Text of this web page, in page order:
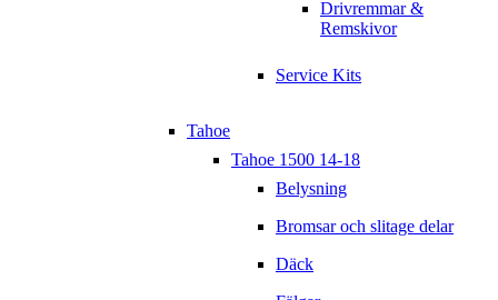
Drivremmar &
Remskivor
Service Kits
Tahoe
Tahoe 1500 14-18
Belysning
Bromsar och slitage delar
Däck